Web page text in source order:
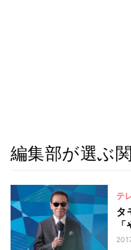
編集部が選ぶ
テ
タ